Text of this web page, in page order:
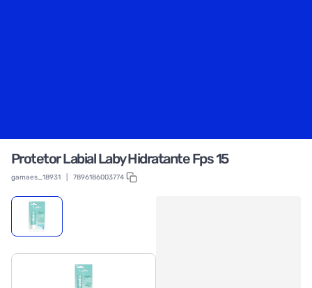
Protetor Labial Laby Hidratante Fps 15
gamaes_18931 7896186003774